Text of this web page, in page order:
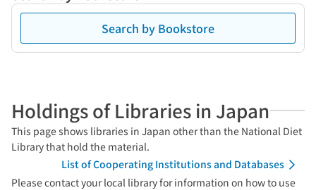
Search by Bookstore
Holdings of Libraries in Japan
This page shows libraries in Japan other than the National Diet
Library that hold the material.
List of Cooperating Institutions and Databases
Please contact your local library for information on how to use